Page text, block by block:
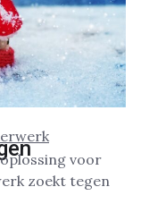
voor
zoekt tegen